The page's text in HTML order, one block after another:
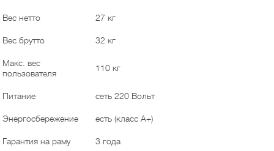
Вес нетто 27 кг
Вес брутто 32 кг
Макс. вес
пользователя
110 кг
Питание сеть 220 Вольт
Энергосбережение есть (класс А+)
Гарантия на раму 3 года